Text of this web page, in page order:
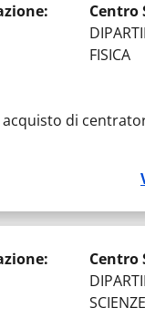
:
Centro
FISICA
acquisto di
:
Centro